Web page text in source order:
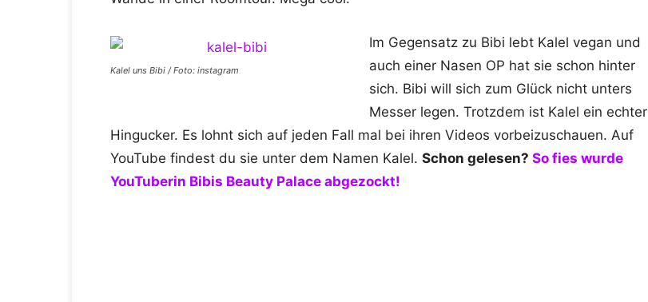
Kalel uns Bibi / Foto: instagram
Im Gegensatz zu Bibi lebt Kalel vegan und
auch einer Nasen OP hat sie schon hinter
sich. Bibi will sich zum Glück nicht unters
Messer legen. Trotzdem ist Kalel ein echter
Hingucker. Es lohnt sich auf jeden Fall mal bei ihren Videos vorbeizuschauen. Auf
YouTube findest du sie unter dem Namen Kalel. Schon gelesen? So fies wurde
YouTuberin Bibis Beauty Palace abgezockt!